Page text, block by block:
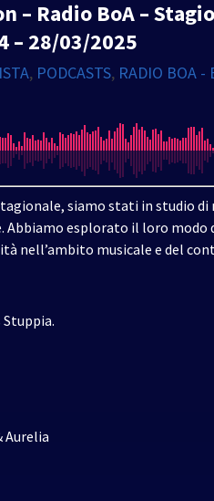
– Radio BoA –
– 28/03/2025
, PODCASTS, RADIO BOA -
siamo stati in studio di
Abbiamo esplorato il loro modo
nell’ambito musicale e del
Aurelia